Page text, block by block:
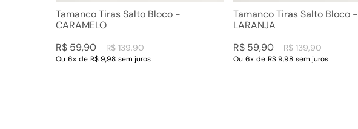
Tamanco Tiras Salto Bloco -
CARAMELO
R$ 139,90
R$ 59,90
Ou 6x de R$ 9,98 sem juros
Tamanco Tiras Salto Bloco -
LARANJA
R$ 139,90
R$ 59,90
Ou 6x de R$ 9,98 sem juros